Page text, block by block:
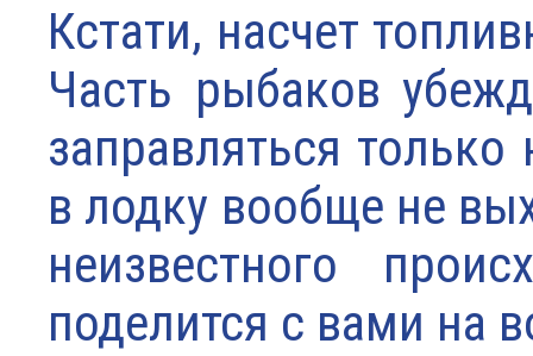
Кстати, насчет
Часть рыбаков
заправляться
в лодку вообще не
неизвестного
поделится с вами на